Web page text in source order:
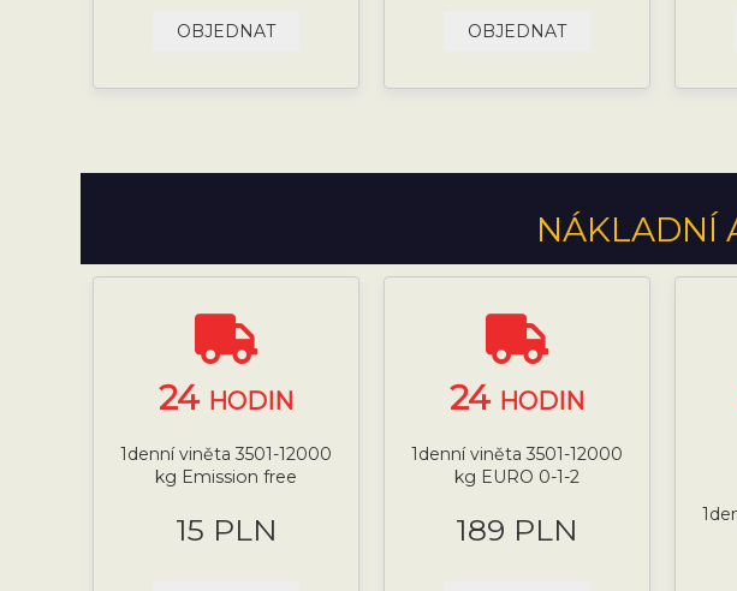
OBJEDNAT OBJEDNAT
NÁKLADNÍ
24 HODIN
1denní viněta 3501-12000
kg Emission free
15 PLN
24 HODIN
1denní viněta 3501-12000
kg EURO 0-1-2
189 PLN